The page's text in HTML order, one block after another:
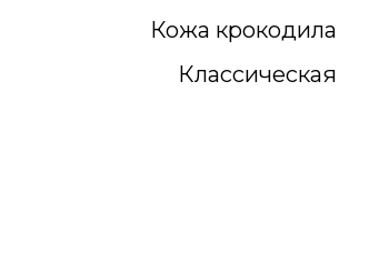
Кожа крокодила
Классическая